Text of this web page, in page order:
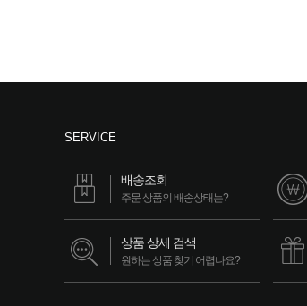
SERVICE
배송조회
주문 상품의 배송상태는?
상품 상세 검색
원하는 상품 찾기 어렵나요?